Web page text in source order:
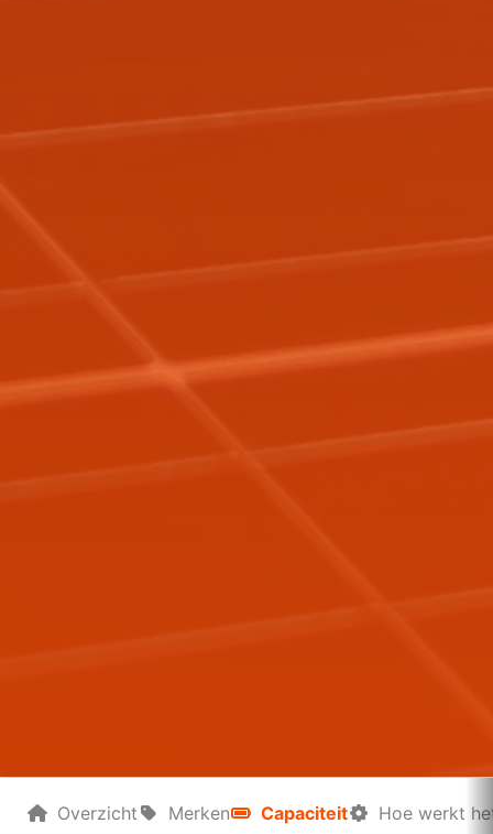
Overzicht Merken Capaciteit Hoe werkt